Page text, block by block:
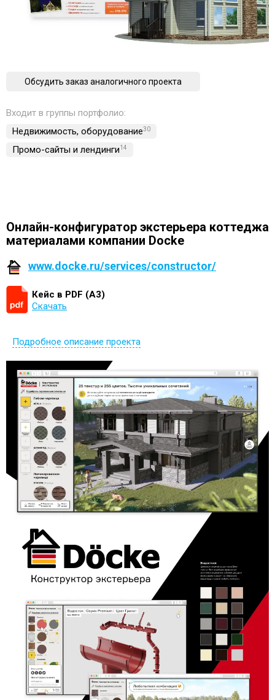
Обсудить заказ аналогичного проекта
Входит в группы портфолио:
Недвижимость, обoрудование30
Промо-сайты и лендинги14
Онлайн-конфигуратор экстерьера коттеджа
материалами компании Docke
www.docke.ru/services/constructor/
Кейс в PDF (А3)
Скачать
Подробное описание проекта